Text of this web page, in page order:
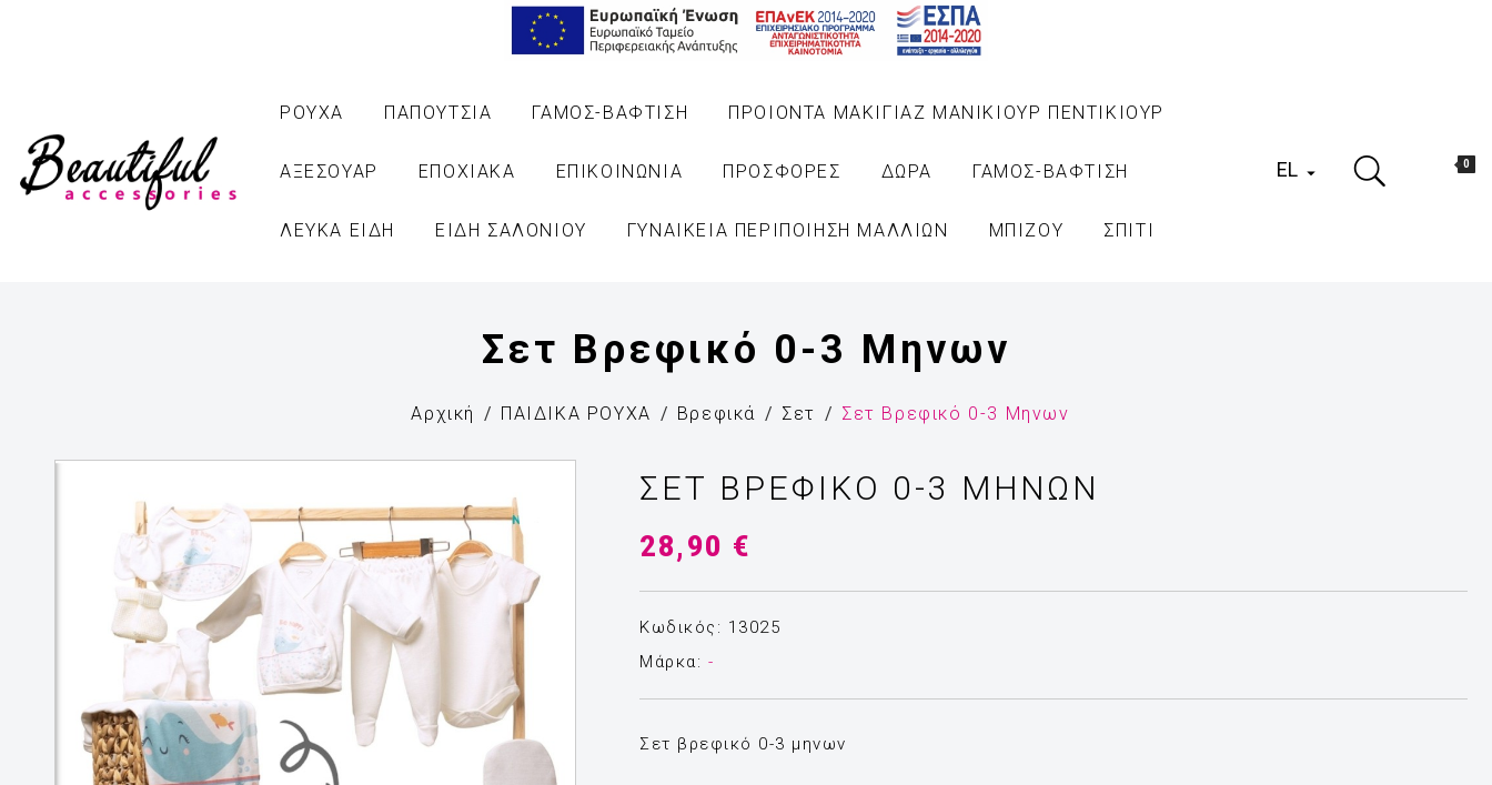
ΡΟΥΧΑ ΠΑΠΟΥΤΣΙΑ ΓΑΜΟΣ-ΒΑΦΤΙΣΗ ΠΡΟΙΟΝΤΑ ΜΑΚΙΓΙΑΖ ΜΑΝΙΚΙΟΥΡ ΠΕΝΤΙΚΙΟΥΡ
ΑΞΕΣΟΥΑΡ ΕΠΟΧΙΑΚΑ ΕΠΙΚΟΙΝΩΝΙΑ ΠΡΟΣΦΟΡΕΣ ΔΩΡΑ ΓΑΜΟΣ-ΒΑΦΤΙΣΗ
ΛΕΥΚΑ ΕΙΔΗ ΕΙΔΗ ΣΑΛΟΝΙΟΥ ΓΥΝΑΙΚΕΙΑ ΠΕΡΙΠΟΙΗΣΗ ΜΑΛΛΙΩΝ ΜΠΙΖΟΥ ΣΠΙΤΙ
EL  0
Σετ Βρεφικό 0-3 Μηνων
Αρχική ΠΑΙΔΙΚΑ ΡΟΥΧΑ Βρεφικά Σετ Σετ Βρεφικό 0-3 Μηνων
ΣΕΤ ΒΡΕΦΙΚΌ 0-3 ΜΗΝΩΝ
28,90 €
Κωδικός: 13025
Μάρκα: -
Σετ βρεφικό 0-3 μηνων